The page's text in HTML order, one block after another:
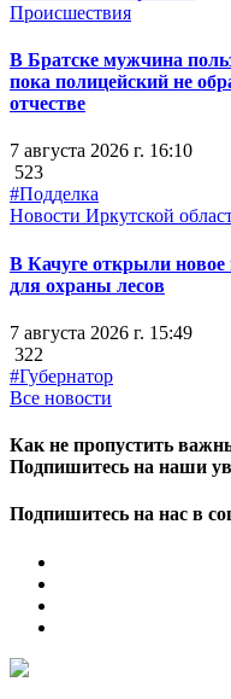
Происшествия
В Братске мужчина
пока полицейский не
отчестве
7 августа 2026 г. 16:10
523
#Подделка
Новости Иркутской
В Качуге открыли новое
для охраны лесов
7 августа 2026 г. 15:49
322
#Губернатор
Все новости
Как не пропустить
Подпишитесь на наши
Подпишитесь на нас в